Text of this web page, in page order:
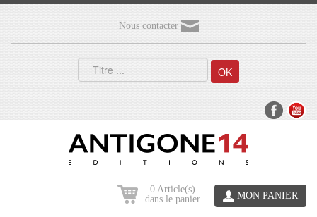
Nous contacter
OK
0 Article(s)
dans le panier
MON PANIER